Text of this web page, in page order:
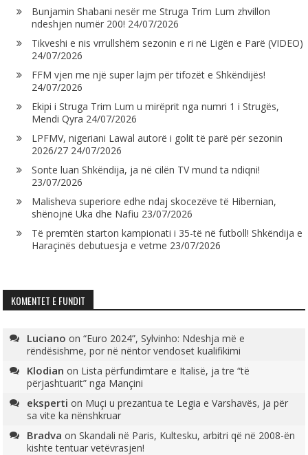
Bunjamin Shabani nesër me Struga Trim Lum zhvillon
ndeshjen numër 200! 24/07/2026
Tikveshi e nis vrrullshëm sezonin e ri në Ligën e Parë (VIDEO)
24/07/2026
FFM vjen me një super lajm për tifozët e Shkëndijës!
24/07/2026
Ekipi i Struga Trim Lum u mirëprit nga numri 1 i Strugës,
Mendi Qyra 24/07/2026
LPFMV, nigeriani Lawal autorë i golit të parë për sezonin
2026/27 24/07/2026
Sonte luan Shkëndija, ja në cilën TV mund ta ndiqni!
23/07/2026
Malisheva superiore edhe ndaj skocezëve të Hibernian,
shënojnë Uka dhe Nafiu 23/07/2026
Të premtën starton kampionati i 35-të në futboll! Shkëndija e
Haraçinës debutuesja e vetme 23/07/2026
KOMENTET E FUNDIT
Luciano on“Euro 2024”, Sylvinho: Ndeshja më e
rëndësishme, por në nëntor vendoset kualifikimi
Klodian on Lista përfundimtare e Italisë, ja tre “të
përjashtuarit” nga Mançini
eksperti on Muçi u prezantua te Legia e Varshavës, ja për
sa vite ka nënshkruar
Bradva onSkandali në Paris, Kultesku, arbitri që në 2008-ën
kishte tentuar vetëvrasjen!